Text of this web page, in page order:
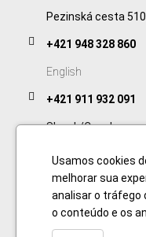
Pezinská cesta
+421 948 328 860
English
+421 911 932 091
Slovak/Czech
Links
Usamos cookies
melhorar sua
analisar o tráfego
o conteúdo e os